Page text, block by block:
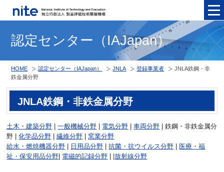
認定センター（IAJapan）
HOME 認定センター（IAJapan） JNLA 登録事業者
JNLA鉄鋼・非
鉄金属分野
JNLA鉄鋼・非鉄金属分野
土木・建築分野 |一般機械分野 電気分野 |車両分野 | 鉄鋼・非鉄金属分
野 |化学品分野 |繊維分野
窯業分野
給水・燃焼機器分野
日用品分野 |抗菌・抗ウイルス分野
医療・福
祉・保安用品分野 電磁的記録分野 |放射線分野